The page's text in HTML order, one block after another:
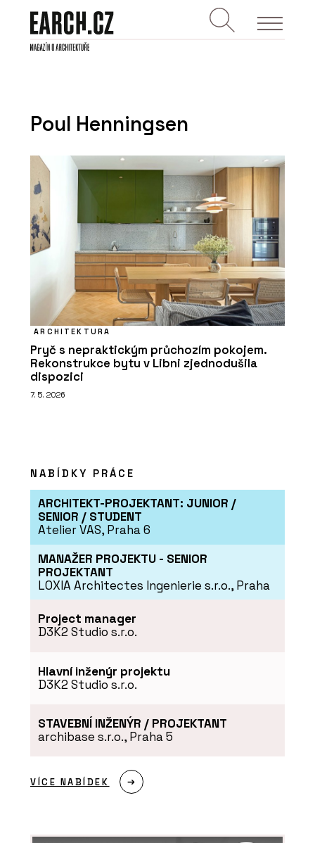
Poul Henningsen
ARCHITEKTURA
Pryč s nepraktickým průchozím pokojem.
Rekonstrukce bytu v Libni zjednodušila
dispozici
7. 5. 2026
NABÍDKY PRÁCE
ARCHITEKT-PROJEKTANT: JUNIOR /
SENIOR / STUDENT
Atelier VAS, Praha 6
MANAŽER PROJEKTU - SENIOR
PROJEKTANT
LOXIA Architectes Ingenierie s.r.o., Praha
Project manager
D3K2 Studio s.r.o.
Hlavní inženýr projektu
D3K2 Studio s.r.o.
STAVEBNÍ INŽENÝR / PROJEKTANT
archibase s.r.o., Praha 5
VÍCE NABÍDEK